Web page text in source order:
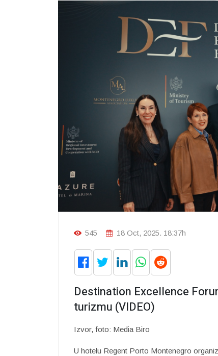
545 18 Oct, 2025. 18:37h
Destination Excellence
turizmu (VIDEO)
Izvor, foto: Media Biro
U hotelu Regent Porto Montenegro